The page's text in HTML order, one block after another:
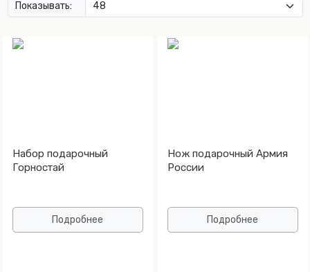
Показывать:
Набор подарочный
Горностай
Подробнее
Нож подарочный Армия
России
Подробнее